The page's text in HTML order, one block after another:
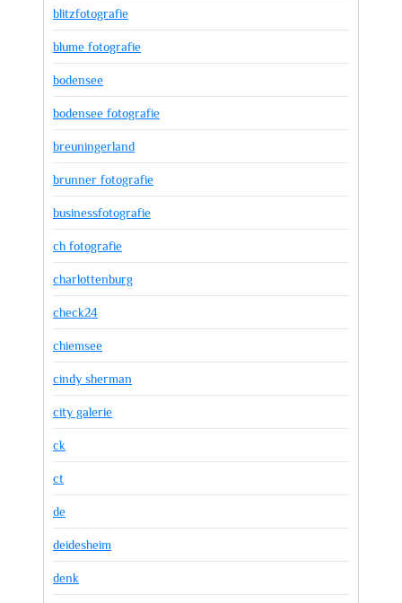
blitzfotografie
blume fotografie
bodensee
bodensee fotografie
breuningerland
brunner fotografie
businessfotografie
ch fotografie
charlottenburg
check24
chiemsee
cindy sherman
city galerie
ck
ct
de
deidesheim
denk